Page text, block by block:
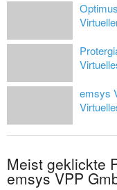
emsys
Meist geklickte
emsys VPP